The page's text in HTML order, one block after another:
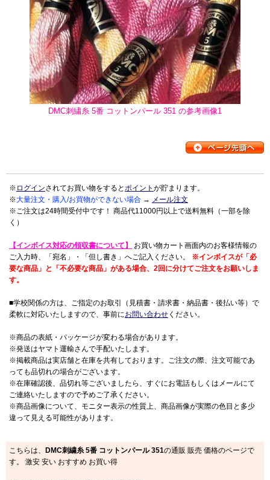
DMC刺繍糸 5番 コットンパール 351 の参考画像1
※ ログインされてお買い物をするとポイント が貯まります。
※大量注文・購入/お買物ができない場合 → メール注文
※ご注文は24時間受付中です！ 商品代11000円以上で送料無料（一部を除
く）
【インボイス対応の領収書について】
お買い物カート画面内のお客様情報の
ご入力時、「宛名」・「但し書き」へご記入ください。 ※インボイスが「必
要な商品」と「不必要な商品」がある場合、2回に分けてご注文をお願いしま
す。
■学校関係の方は、ご指定のお取引（見積書・請求書・納品書・後払い等）で
柔軟に対応いたしますので、事前にお問い合わせ ください。
※商品の表紙・パッケージが変わる場合があります。
※発送はヤマト運輸さんで手配いたします。
※掲載商品は実店舗と在庫を共有しております。ご注文の際、注文可能であ
っても品切れの場合がございます。
※在庫確認後、品切れ等ございましたら、すぐにお電話もしくはメールにて
ご連絡いたしますので予めご了承ください。
※商品画像について、モニター表示の性質上、商品画像が実際の色目と多少
違って見える可能性があります。
こちらは、 DMC刺繍糸 5番 コットンパール 351の通販 販売 価格のページで
す。 激安 安い おすすめ お買い得